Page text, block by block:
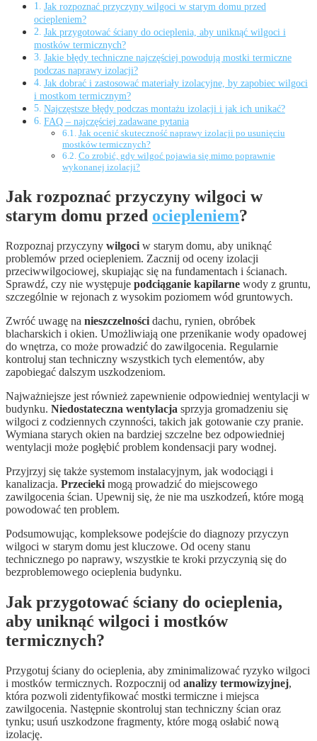
Jak rozpoznać przyczyny wilgoci w starym domu przed
ociepleniem?
Jak przygotować ściany do ocieplenia, aby uniknąć wilgoci i
mostków termicznych?
Jakie błędy techniczne najczęściej powodują mostki termiczne
podczas naprawy izolacji?
Jak dobrać i zastosować materiały izolacyjne, by zapobiec wilgoci
i mostkom termicznym?
Najczęstsze błędy podczas montażu izolacji i jak ich unikać?
FAQ – najczęściej zadawane pytania
Jak ocenić skuteczność naprawy izolacji po usunięciu
mostków termicznych?
Co zrobić, gdy wilgoć pojawia się mimo poprawnie
wykonanej izolacji?
Jak rozpoznać przyczyny wilgoci w
starym domu przed ociepleniem?
Rozpoznaj przyczyny wilgoci w starym domu, aby uniknąć
problemów przed ociepleniem. Zacznij od oceny izolacji
przeciwwilgociowej, skupiając się na fundamentach i ścianach.
Sprawdź, czy nie występuje podciąganie kapilarne wody z gruntu,
szczególnie w rejonach z wysokim poziomem wód gruntowych.
Zwróć uwagę na nieszczelności dachu, rynien, obróbek
blacharskich i okien. Umożliwiają one przenikanie wody opadowej
do wnętrza, co może prowadzić do zawilgocenia. Regularnie
kontroluj stan techniczny wszystkich tych elementów, aby
zapobiegać dalszym uszkodzeniom.
Najważniejsze jest również zapewnienie odpowiedniej wentylacji w
budynku. Niedostateczna wentylacja sprzyja gromadzeniu się
wilgoci z codziennych czynności, takich jak gotowanie czy pranie.
Wymiana starych okien na bardziej szczelne bez odpowiedniej
wentylacji może pogłębić problem kondensacji pary wodnej.
Przyjrzyj się także systemom instalacyjnym, jak wodociągi i
kanalizacja. Przecieki mogą prowadzić do miejscowego
zawilgocenia ścian. Upewnij się, że nie ma uszkodzeń, które mogą
powodować ten problem.
Podsumowując, kompleksowe podejście do diagnozy przyczyn
wilgoci w starym domu jest kluczowe. Od oceny stanu
technicznego po naprawy, wszystkie te kroki przyczynią się do
bezproblemowego ocieplenia budynku.
Jak przygotować ściany do ocieplenia,
aby uniknąć wilgoci i mostków
termicznych?
Przygotuj ściany do ocieplenia, aby zminimalizować ryzyko wilgoci
i mostków termicznych. Rozpocznij od analizy termowizyjnej,
która pozwoli zidentyfikować mostki termiczne i miejsca
zawilgocenia. Następnie skontroluj stan techniczny ścian oraz
tynku; usuń uszkodzone fragmenty, które mogą osłabić nową
izolację.